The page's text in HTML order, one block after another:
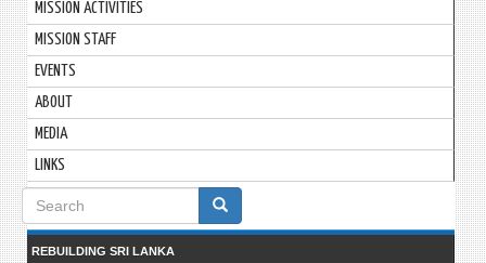
MISSION ACTIVITIES
MISSION STAFF
EVENTS
ABOUT
MEDIA
LINKS
Search
form
REBUILDING SRI LANKA